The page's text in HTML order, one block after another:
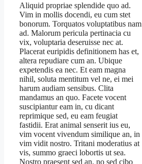
Aliquid propriae splendide quo ad.
Vim in mollis docendi, eu cum stet
bonorum. Torquatos voluptatibus nam
ad. Malorum pericula pertinacia cu
vix, voluptaria deseruisse nec at.
Placerat euripidis definitionem has et,
altera repudiare cum an. Ubique
expetendis ea nec. Et eam magna
nihil, soluta mentitum vel ne, ei mei
harum audiam sensibus. Clita
mandamus an quo. Facete vocent
suscipiantur eam in, cu dicant
reprimique sed, eu eam feugiat
fastidii. Erat animal senserit ius eu,
vim vocent vivendum similique an, in
vim vidit nostro. Tritani moderatius at
vis, summo graeci lobortis ut sea.
Nostro praesent sed an, no sed cibo